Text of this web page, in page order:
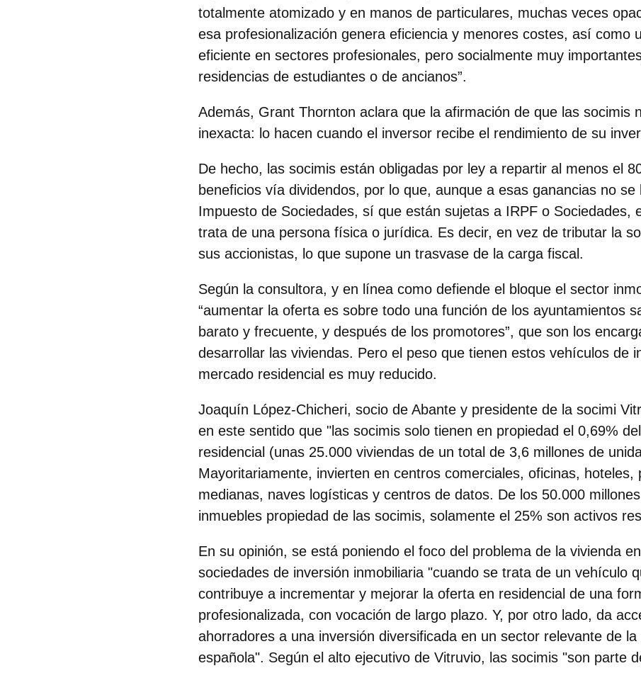
totalmente atomizado y en manos de particulares, muchas veces
esa profesionalización genera eficiencia y menores costes, así como
eficiente en sectores profesionales, pero socialmente muy
residencias de estudiantes o de ancianos”.
Además, Grant Thornton aclara que la afirmación de que las socimis
inexacta: lo hacen cuando el inversor recibe el rendimiento de su
De hecho, las socimis están obligadas por ley a repartir al menos el
beneficios vía dividendos, por lo que, aunque a esas ganancias no se
Impuesto de Sociedades, sí que están sujetas a IRPF o Sociedades,
trata de una persona física o jurídica. Es decir, en vez de tributar la
sus accionistas, lo que supone un trasvase de la carga fiscal.
Según la consultora, y en línea como defiende el bloque el sector
“aumentar la oferta es sobre todo una función de los ayuntamientos
barato y frecuente, y después de los promotores”, que son los
desarrollar las viviendas. Pero el peso que tienen estos vehículos de
mercado residencial es muy reducido.
Joaquín López-Chicheri, socio de Abante y presidente de la socimi
en este sentido que "las socimis solo tienen en propiedad el 0,69%
residencial (unas 25.000 viviendas de un total de 3,6 millones de
Mayoritariamente, invierten en centros comerciales, oficinas, hoteles,
medianas, naves logísticas y centros de datos. De los 50.000
inmuebles propiedad de las socimis, solamente el 25% son activos
En su opinión, se está poniendo el foco del problema de la vivienda
sociedades de inversión inmobiliaria "cuando se trata de un vehículo
contribuye a incrementar y mejorar la oferta en residencial de una
profesionalizada, con vocación de largo plazo. Y, por otro lado, da
ahorradores a una inversión diversificada en un sector relevante de
española". Según el alto ejecutivo de Vitruvio, las socimis "son parte